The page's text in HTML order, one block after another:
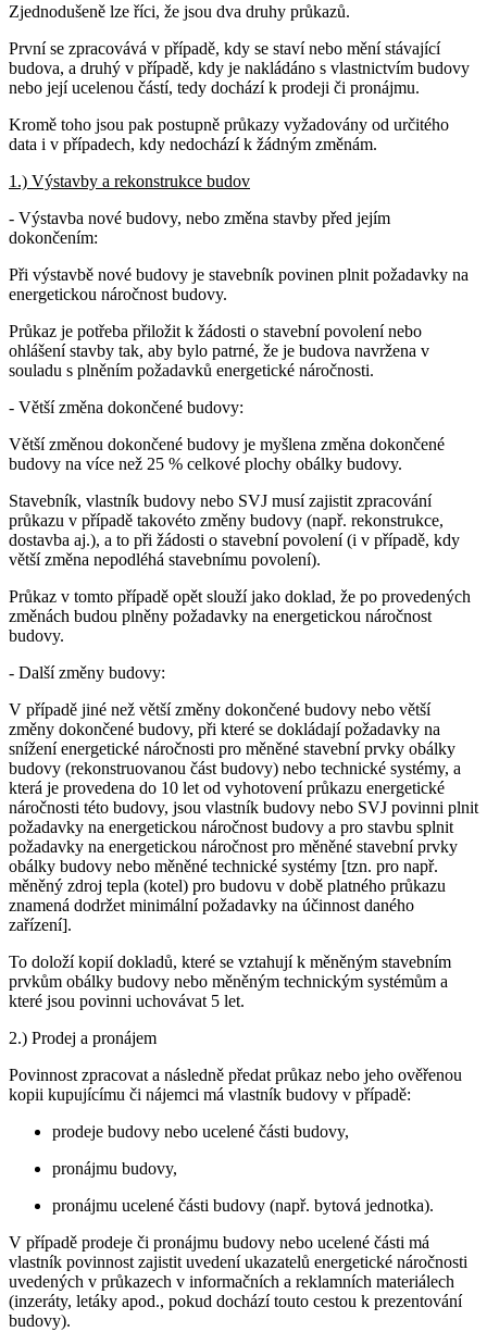
Zjednodušeně lze říci, že jsou dva druhy průkazů.
První se zpracovává v případě, kdy se staví nebo mění stávající
budova, a druhý v případě, kdy je nakládáno s vlastnictvím budovy
nebo její ucelenou částí, tedy dochází k prodeji či pronájmu.
Kromě toho jsou pak postupně průkazy vyžadovány od určitého
data i v případech, kdy nedochází k žádným změnám.
1.) Výstavby a rekonstrukce budov
- Výstavba nové budovy, nebo změna stavby před jejím
dokončením:
Při výstavbě nové budovy je stavebník povinen plnit požadavky na
energetickou náročnost budovy.
Průkaz je potřeba přiložit k žádosti o stavební povolení nebo
ohlášení stavby tak, aby bylo patrné, že je budova navržena v
souladu s plněním požadavků energetické náročnosti.
- Větší změna dokončené budovy:
Větší změnou dokončené budovy je myšlena změna dokončené
budovy na více než 25 % celkové plochy obálky budovy.
Stavebník, vlastník budovy nebo SVJ musí zajistit zpracování
průkazu v případě takovéto změny budovy (např. rekonstrukce,
dostavba aj.), a to při žádosti o stavební povolení (i v případě, kdy
větší změna nepodléhá stavebnímu povolení).
Průkaz v tomto případě opět slouží jako doklad, že po provedených
změnách budou plněny požadavky na energetickou náročnost
budovy.
- Další změny budovy:
V případě jiné než větší změny dokončené budovy nebo větší
změny dokončené budovy, při které se dokládají požadavky na
snížení energetické náročnosti pro měněné stavební prvky obálky
budovy (rekonstruovanou část budovy) nebo technické systémy, a
která je provedena do 10 let od vyhotovení průkazu energetické
náročnosti této budovy, jsou vlastník budovy nebo SVJ povinni plnit
požadavky na energetickou náročnost budovy a pro stavbu splnit
požadavky na energetickou náročnost pro měněné stavební prvky
obálky budovy nebo měněné technické systémy [tzn. pro např.
měněný zdroj tepla (kotel) pro budovu v době platného průkazu
znamená dodržet minimální požadavky na účinnost daného
zařízení].
To doloží kopií dokladů, které se vztahují k měněným stavebním
prvkům obálky budovy nebo měněným technickým systémům a
které jsou povinni uchovávat 5 let.
2.) Prodej a pronájem
Povinnost zpracovat a následně předat průkaz nebo jeho ověřenou
kopii kupujícímu či nájemci má vlastník budovy v případě:
prodeje budovy nebo ucelené části budovy,
pronájmu budovy,
pronájmu ucelené části budovy (např. bytová jednotka).
V případě prodeje či pronájmu budovy nebo ucelené části má
vlastník povinnost zajistit uvedení ukazatelů energetické náročnosti
uvedených v průkazech v informačních a reklamních materiálech
(inzeráty, letáky apod., pokud dochází touto cestou k prezentování
budovy).